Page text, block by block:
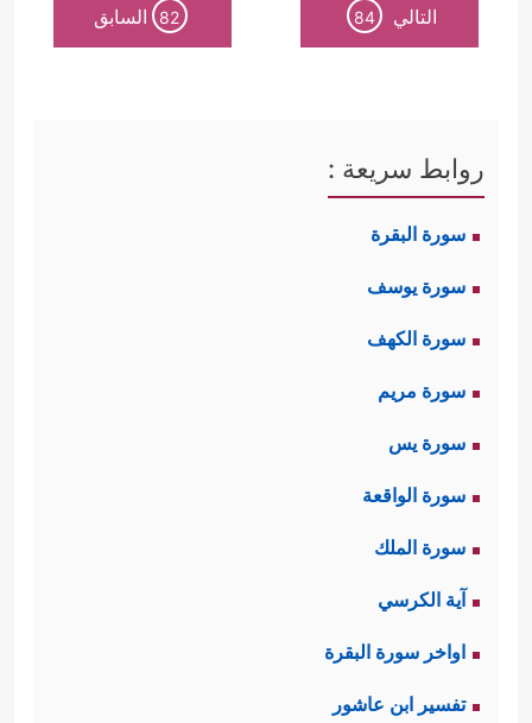
التالي 84
82 السابق
روابط سريعة :
سورة البقرة
سورة يوسف
سورة الكهف
سورة مريم
سورة يس
سورة الواقعة
سورة الملك
آية الكرسي
اواخر سورة البقرة
تفسير ابن عاشور